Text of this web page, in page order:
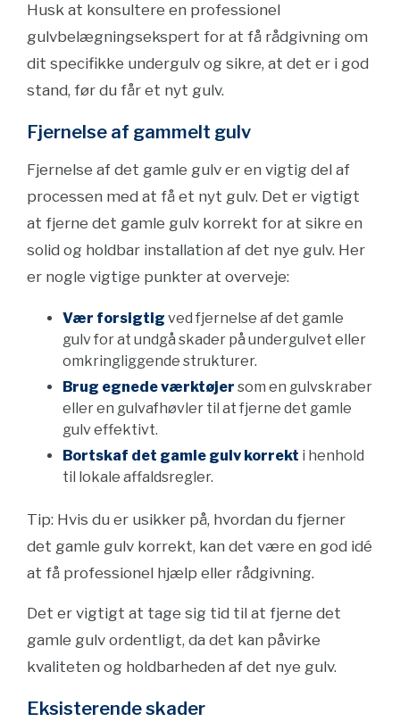
Husk at konsultere en professionel
gulvbelægningsekspert for at få rådgivning om
dit specifikke undergulv og sikre, at det er i god
stand, før du får et nyt gulv.
Fjernelse af gammelt gulv
Fjernelse af det gamle gulv er en vigtig del af
processen med at få et nyt gulv. Det er vigtigt
at fjerne det gamle gulv korrekt for at sikre en
solid og holdbar installation af det nye gulv. Her
er nogle vigtige punkter at overveje:
Vær forsigtig ved fjernelse af det gamle
gulv for at undgå skader på undergulvet eller
omkringliggende strukturer.
Brug egnede værktøjer som en gulvskraber
eller en gulvafhøvler til at fjerne det gamle
gulv effektivt.
Bortskaf det gamle gulv korrekt i henhold
til lokale affaldsregler.
Tip: Hvis du er usikker på, hvordan du fjerner
det gamle gulv korrekt, kan det være en god idé
at få professionel hjælp eller rådgivning.
Det er vigtigt at tage sig tid til at fjerne det
gamle gulv ordentligt, da det kan påvirke
kvaliteten og holdbarheden af det nye gulv.
Eksisterende skader